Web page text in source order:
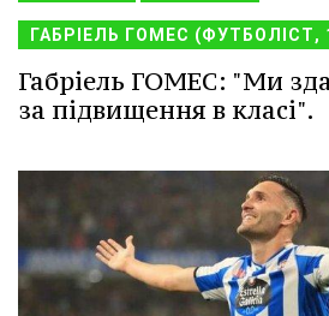
ГАБРІЕЛЬ ГОМЕС (ФУТБОЛІСТ,
Габріель ГОМЕС: "Ми
за підвищення в класі".